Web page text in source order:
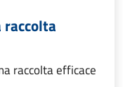
raccolta efficace